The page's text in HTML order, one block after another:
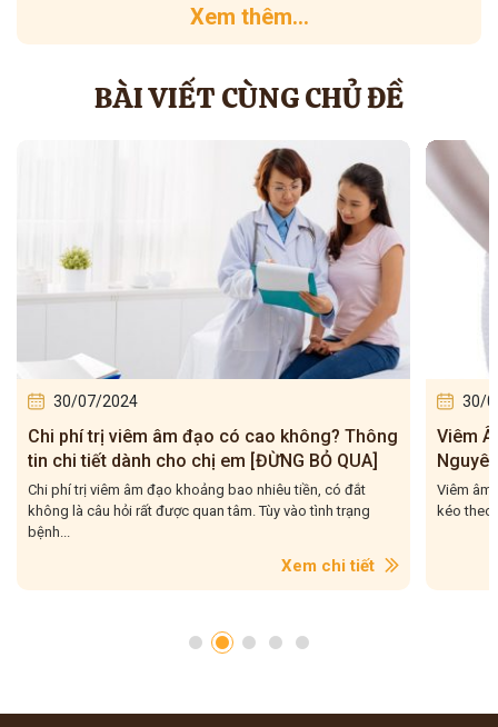
Xem thêm...
BÀI VIẾT CÙNG CHỦ ĐỀ
30/07/2024
Viêm Âm Đạo Do Vi Khuẩn – Dấu Hiệu,
Nguyên Nhân Và Cách Điều Trị
Viêm âm đạo do vi khuẩn là căn bệnh phụ khoa phổ biến
kéo theo nhiều hệ lụy nguy hiểm cho sức khỏe và cuộc...
30/
Viêm
Ngay
Viêm âm
phụ nữ